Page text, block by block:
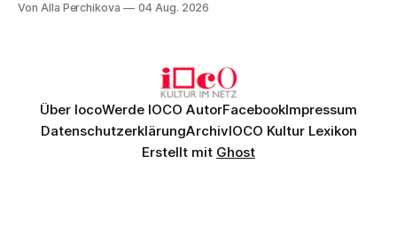
Genau so war der Abend im Kurhaus Wiesbaden, an dem
Von Alla Perchikova 04 Aug. 2026
Über IocoWerde IOCO AutorFacebookImpressum
DatenschutzerklärungArchivIOCO Kultur Lexikon
Erstellt mit Ghost